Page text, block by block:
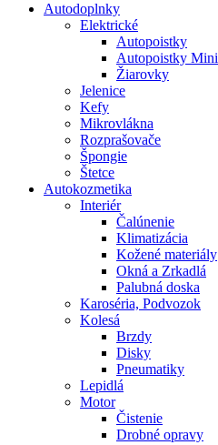
Autodoplnky
Elektrické
Autopoistky
Autopoistky Mini
Žiarovky
Jelenice
Kefy
Mikrovlákna
Rozprašovače
Špongie
Štetce
Autokozmetika
Interiér
Čalúnenie
Klimatizácia
Kožené materiály
Okná a Zrkadlá
Palubná doska
Karoséria, Podvozok
Kolesá
Brzdy
Disky
Pneumatiky
Lepidlá
Motor
Čistenie
Drobné opravy